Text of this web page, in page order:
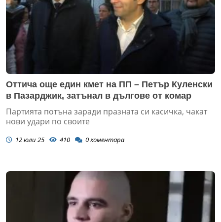
Оттича още един кмет на ПП – Петър Куленски
в Пазарджик, затънал в дългове от комар
Партията потъна заради празната си касичка, чакат
нови удари по своите
12 юли 25 410 0коментара